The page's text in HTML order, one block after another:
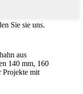
Sie sie uns.